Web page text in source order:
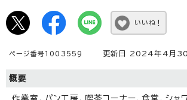
いいね！
ページ番号1003559 更新日 2024年4月30
概要
作業室、パン工房、喫茶コーナー、食堂、シャ